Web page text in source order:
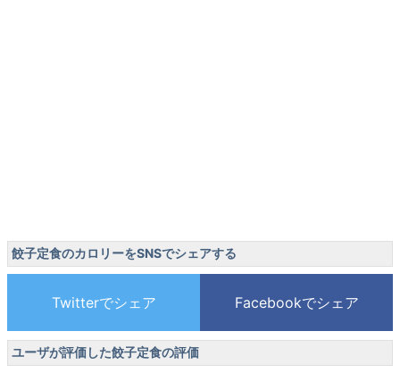
餃子定食のカロリーをSNSでシェアする
ユーザが評価した餃子定食の評価